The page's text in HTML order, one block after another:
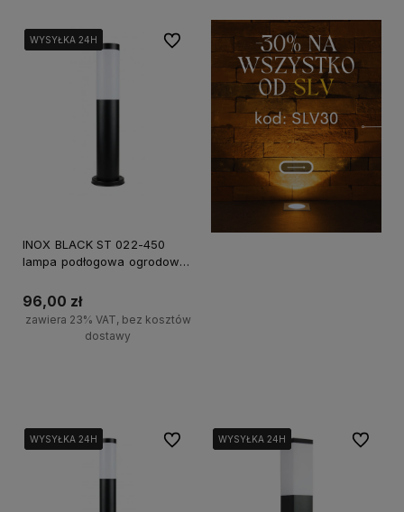
WYSYŁKA 24H
WYSYŁKA 24H
WYSYŁKA 24H
INOX BLACK ST 022-450
lampa podłogowa ogrodowa
IP44, max 40W
96,00 zł
zawiera 23% VAT, bez kosztów
dostawy
Do ulubionych
WYSYŁKA 24H
WYSYŁKA 24H
WYSYŁKA 24H Do ulubionychWYSYŁKA 24H
WYSYŁKA 24H
WYSYŁKA 24H Do